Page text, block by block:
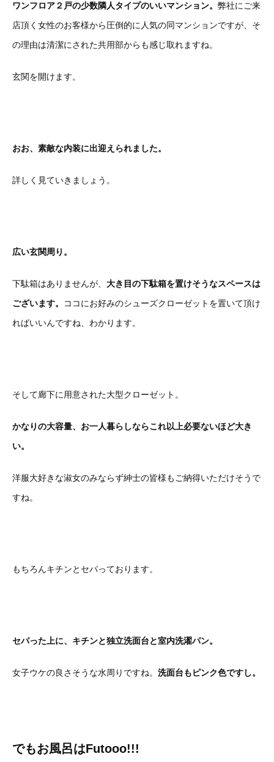
ワンフロア２戸の少数隣人タイプのいいマンション。 弊社にご来
店頂く女性のお客様から圧倒的に人気の同マンションですが、そ
の理由は清潔にされた共用部からも感じ取れますね。
玄関を開けます。
おお、素敵な内装に出迎えられました。
詳しく見ていきましょう。
広い玄関周り。
下駄箱はありませんが、 大き目の下駄箱を置けそうなスペースは
ございます。
ココにお好みのシューズクローゼットを置いて頂け
ればいいんですね、わかります。
そして廊下に用意された大型クローゼット。
かなりの大容量、お一人暮らしならこれ以上必要ないほど大き
い。
洋服大好きな淑女のみならず紳士の皆様もご納得いただけそうで
すね。
もちろんキチンとセパっております。
セパった上に、キチンと独立洗面台と室内洗濯パン。
女子ウケの良さそうな水周りですね。 洗面台もピンク色ですし。
でもお風呂はFutooo!!!